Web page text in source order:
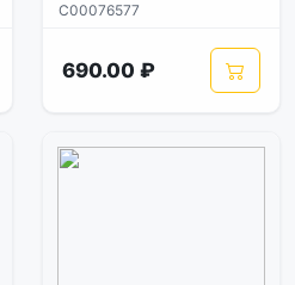
C00076577
690.00 ₽